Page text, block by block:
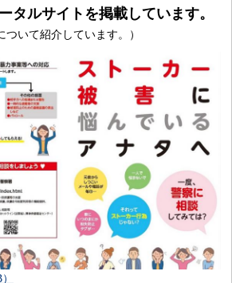
タルサイトを掲載しています。
いて紹介しています。）